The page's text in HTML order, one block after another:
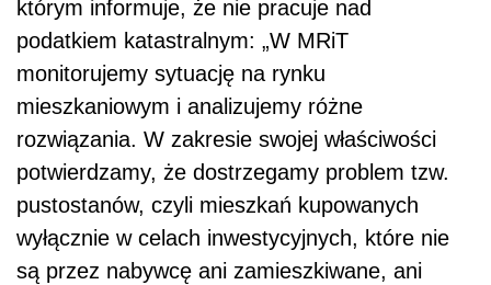
którym informuje, że nie pracuje nad
podatkiem katastralnym: „W MRiT
monitorujemy sytuację na rynku
mieszkaniowym i analizujemy różne
rozwiązania. W zakresie swojej właściwości
potwierdzamy, że dostrzegamy problem tzw.
pustostanów, czyli mieszkań kupowanych
wyłącznie w celach inwestycyjnych, które nie
są przez nabywcę ani zamieszkiwane, ani